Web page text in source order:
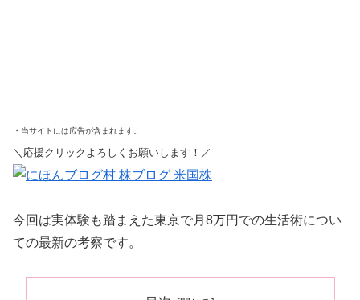
・当サイトには広告が含まれます。
＼応援クリックよろしくお願いします！／
今回は実体験も踏まえた東京で月8万円での生活術につい
ての最新の考察です。